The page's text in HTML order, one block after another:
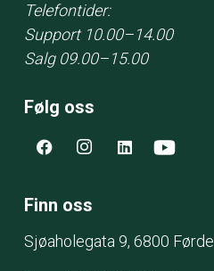
Telefontider:
Support 10.00–14.00
Salg 09.00–15.00
Følg oss
Finn oss
Sjøaholegata 9, 6800 Førde